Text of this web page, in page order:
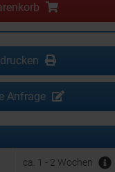
Anfrage
ca. 1 - 2 Wochen